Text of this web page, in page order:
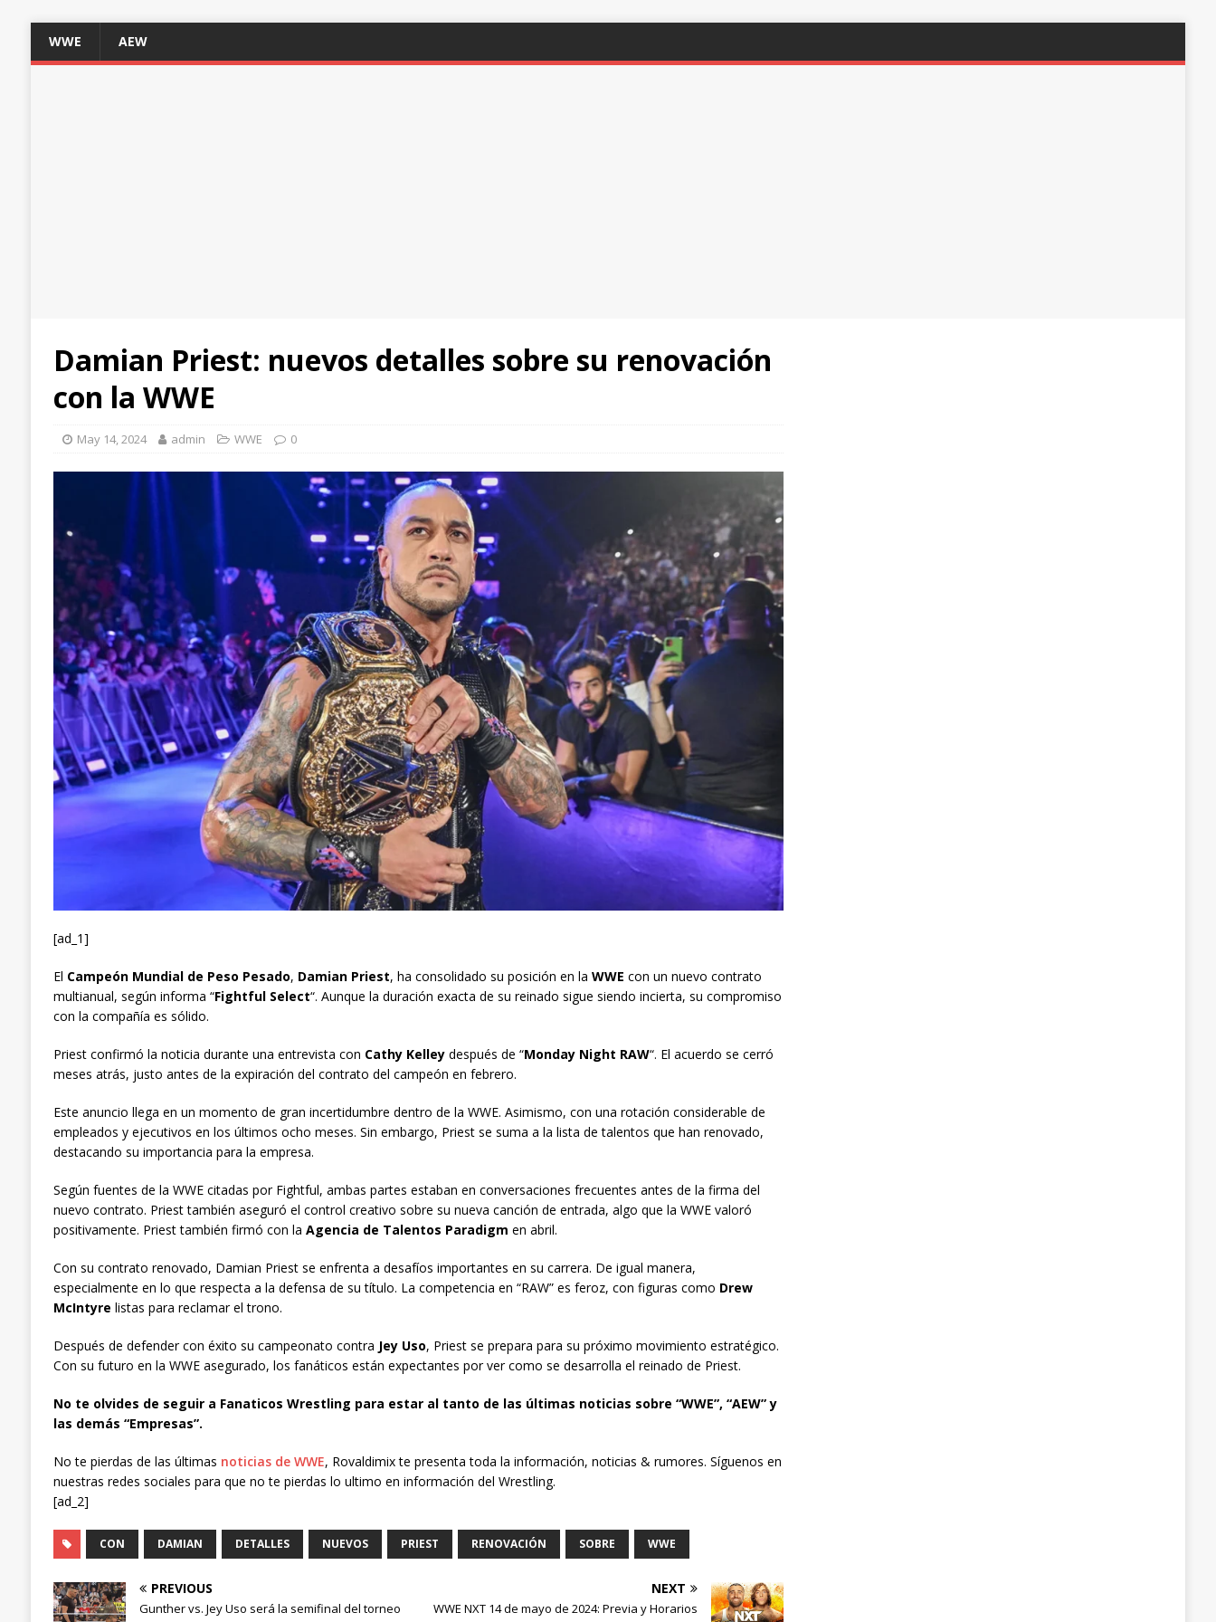
WWE AEW
Damian Priest: nuevos detalles sobre su renovación
con la WWE
May 14, 2024 admin WWE 0
[ad_1]
El Campeón Mundial de Peso Pesado, Damian Priest, ha consolidado su posición en la WWE con un nuevo contrato
multianual, según informa “Fightful Select“. Aunque la duración exacta de su reinado sigue siendo incierta, su compromiso
con la compañía es sólido.
Priest confirmó la noticia durante una entrevista con Cathy Kelleydespués de “Monday Night RAW“. El acuerdo se cerró
meses atrás, justo antes de la expiración del contrato del campeón en febrero.
Este anuncio llega en un momento de gran incertidumbre dentro de la WWE. Asimismo, con una rotación considerable de
empleados y ejecutivos en los últimos ocho meses. Sin embargo, Priest se suma a la lista de talentos que han renovado,
destacando su importancia para la empresa.
Según fuentes de la WWE citadas por Fightful, ambas partes estaban en conversaciones frecuentes antes de la firma del
nuevo contrato. Priest también aseguró el control creativo sobre su nueva canción de entrada, algo que la WWE valoró
positivamente. Priest también firmó con la Agencia de Talentos Paradigm en abril.
Con su contrato renovado, Damian Priest se enfrenta a desafíos importantes en su carrera. De igual manera,
especialmente en lo que respecta a la defensa de su título. La competencia en “RAW” es feroz, con figuras como Drew
McIntyre listas para reclamar el trono.
Después de defender con éxito su campeonato contra Jey Uso, Priest se prepara para su próximo movimiento estratégico.
Con su futuro en la WWE asegurado, los fanáticos están expectantes por ver como se desarrolla el reinado de Priest.
No te olvides de seguir a Fanaticos Wrestling para estar al tanto de las últimas noticias sobre “WWE”, “AEW” y
las demás “Empresas”.
No te pierdas de las últimas noticias de WWE, Rovaldimix te presenta toda la información, noticias & rumores. Síguenos en
nuestras redes sociales para que no te pierdas lo ultimo en información del Wrestling.
[ad_2]
CON DAMIAN DETALLES NUEVOS PRIEST RENOVACIÓN SOBRE WWE
PREVIOUS
Gunther vs. Jey Uso será la semifinal del torneo
NEXT
WWE NXT 14 de mayo de 2024: Previa y Horarios